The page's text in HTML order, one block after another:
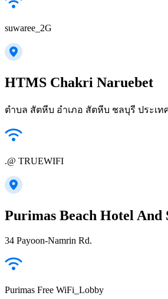
suwaree_2G
HTMS Chakri Naruebet
ตำบล สัตหีบ อำเภอ สัตหีบ ชลบุรี ประเท
.@ TRUEWIFI
Purimas Beach Hotel And
34 Payoon-Namrin Rd.
Purimas Free WiFi_Lobby